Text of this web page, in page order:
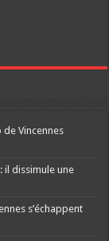
Vincennes
il dissimule une
s’échappent